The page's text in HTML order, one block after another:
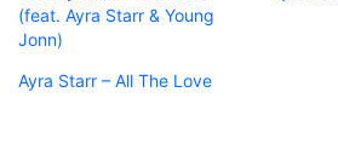
(feat. Ayra Starr & Young
Jonn)
Ayra Starr – All The Love